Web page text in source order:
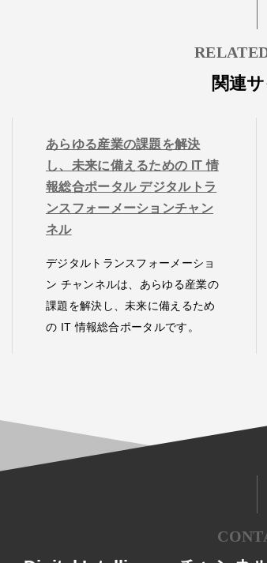
関連
あらゆる産業の課題を解決
し、未来に備えるための IT 情
報総合ポータル デジタルトラ
ンスフォーメーションチャン
ネル
デジタルトランスフォーメーショ
ン チャンネルは、あらゆる産業の
課題を解決し、未来に備えるため
の IT 情報総合ポータルです。